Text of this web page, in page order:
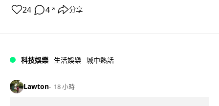
24 4 ↗ 分享
科技娛樂 生活娛樂 城中熱話
Lawton 18 小時